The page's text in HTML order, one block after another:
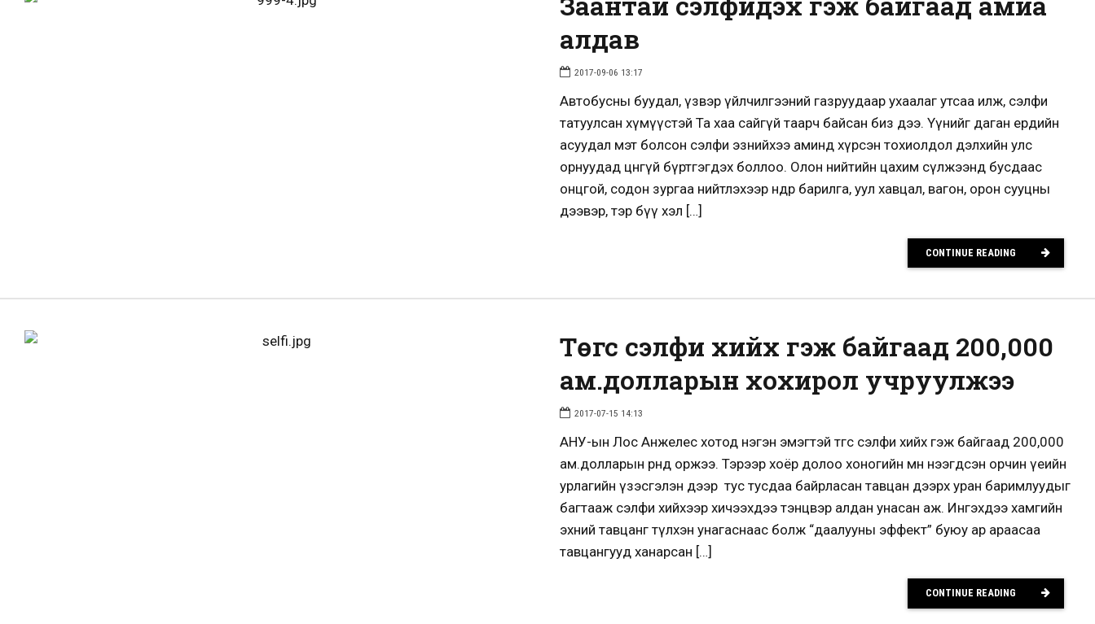
алдав
2017-09-06 13:17
Автобусны буудал, үзвэр үйлчилгээний газруудаар ухаалаг утсаа илж, сэлфи
татуулсан хүмүүстэй Та хаа сайгүй таарч байсан биз дээ. Үүнийг даган ердийн
асуудал мэт болсон сэлфи эзнийхээ аминд хүрсэн тохиолдол дэлхийн улс
орнуудад цөөнгүй бүртгэгдэх боллоо. Олон нийтийн цахим сүлжээнд бусдаас
онцгой, содон зургаа нийтлэхээр өндөр барилга, уул хавцал, вагон, орон сууцны
дээвэр, тэр бүү хэл […]
CONTINUE READING
Төгс сэлфи хийх гэж байгаад 200,000
ам.долларын хохирол учруулжээ
2017-07-15 14:13
АНУ-ын Лос Анжелес хотод нэгэн эмэгтэй төгс сэлфи хийх гэж байгаад 200,000
ам.долларын өрөнд оржээ. Тэрээр хоёр долоо хоногийн өмнө нээгдсэн орчин үеийн
урлагийн үзэсгэлэн дээр тус тусдаа байрласан тавцан дээрх уран баримлуудыг
багтааж сэлфи хийхээр хичээхдээ тэнцвэр алдан унасан аж. Ингэхдээ хамгийн
эхний тавцанг түлхэн унагаснаас болж “даалууны эффект” буюу ар араасаа
тавцангууд ханарсан […]
CONTINUE READING